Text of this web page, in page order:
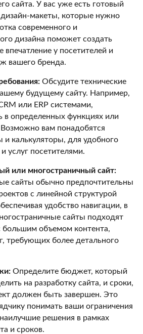
сайта. У вас уже есть готовый
макеты, которые нужно
современного и
дизайна поможет создать
впечатление у посетителей и
вашего бренда.
Обсудите технические
будущему сайту. Например,
или ERP системами,
в определенных функциях или
Возможно вам понадобятся
и калькуляторы, для удобного
и услуг посетителями.
или многостраничный сайт:
сайты обычно предпочтительны
с линейной структурой
удобство навигации, в
сайты подходят
большим объемом контента,
требующих более детального
Определите бюджет, который
на разработку сайта, и сроки,
должен быть завершен. Это
понимать ваши ограничения
решения в рамках
и сроков.